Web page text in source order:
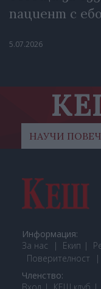
пациент с
5.07.2026
НАУЧИ
Информация:
За нас
Екип
Поверителност
Членство:
Вход
КЕШ клуб